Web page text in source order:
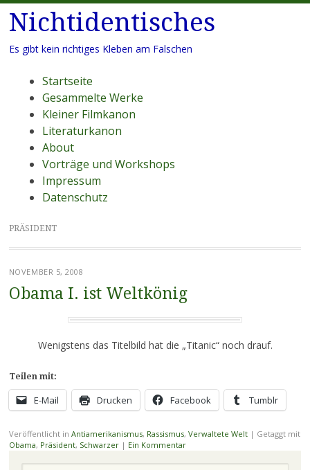
Nichtidentisches
Es gibt kein richtiges Kleben am Falschen
Menü
Zum
Inhalt
springen
Startseite
Gesammelte Werke
Kleiner Filmkanon
Literaturkanon
About
Vorträge und Workshops
Impressum
Datenschutz
PRÄSIDENT
NOVEMBER 5, 2008
Obama I. ist Weltkönig
Wenigstens das Titelbild hat die „Titanic“ noch drauf.
Teilen mit:
E-Mail Drucken Facebook Tumblr
Veröffentlicht in Antiamerikanismus, Rassismus, Verwaltete Welt | Getaggt mit
Obama, Präsident, Schwarzer | Ein Kommentar